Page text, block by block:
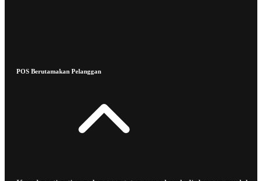
POS Berutamakan Pelanggan